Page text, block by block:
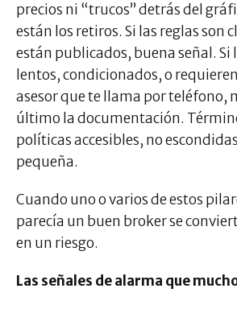
precios ni “trucos” detrás del
están los retiros. Si las reglas son
están publicados, buena señal. Si
lentos, condicionados, o
asesor que te llama por teléfono,
último la documentación.
políticas accesibles, no
pequeña.
Cuando uno o varios de estos
parecía un buen broker se
en un riesgo.
Las señales de alarma que